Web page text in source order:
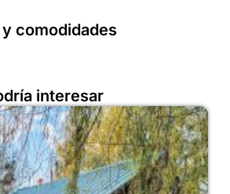
comodidades
interesar